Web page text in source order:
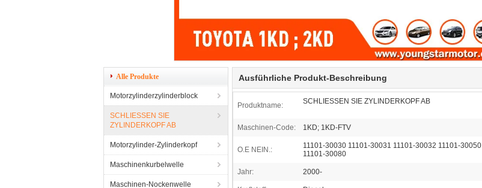
Alle Produkte
Motorzylinderzylinderblock
SCHLIESSEN SIE
ZYLINDERKOPF AB
Motorzylinder-Zylinderkopf
Maschinenkurbelwelle
Maschinen-Nockenwelle
Ausführliche Produkt-Beschreibung
Produktname: SCHLIESSEN SIE ZYLINDERKOPF AB
Maschinen-Code: 1KD; 1KD-FTV
O.E NEIN.:
11101-30030 11101-30031 11101-30032 11101-30050
11101-30080
Jahr: 2000-